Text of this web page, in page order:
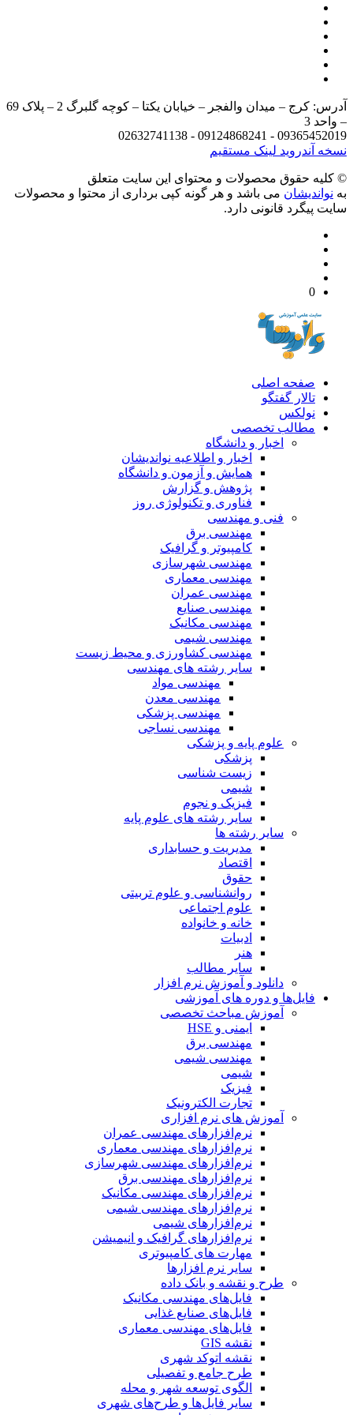
آدرس: کرج – میدان والفجر – خیابان یکتا – کوچه گلبرگ 2 – پلاک 69
3
09365452019 - 09124868241 -
آندرویدلینک مستقیم
حقوق محصولات و محتوای اين سایت متعلق
می باشد و هر گونه کپی برداری از محتوا و محصولات
پیگرد قانونی دارد.
صفحه اصلی
تالار گفتگو
نولکس
مطالب تخصصی
اخبار و دانشگاه
اخبار و اطلاعیه نواندیشان
همایش و آزمون و دانشگاه
پژوهش و گزارش
فناوری و تکنولوژی روز
فنی و مهندسی
مهندسی برق
کامپیوتر و گرافیک
مهندسی شهرسازی
مهندسی معماری
مهندسی عمران
مهندسی صنایع
مهندسی مکانیک
مهندسی شیمی
مهندسی کشاورزی و محیط زیست
سایر رشته های مهندسی
مهندسی مواد
مهندسی معدن
مهندسی پزشکی
مهندسی نساجی
علوم پایه و پزشکی
پزشکی
زیست شناسی
شیمی
فیزیک و نجوم
سایر رشته های علوم پایه
سایر رشته ها
مدیریت و حسابداری
اقتصاد
حقوق
روانشناسی و علوم تربیتی
علوم اجتماعی
خانه و خانواده
ادبیات
هنر
سایر مطالب
دانلود و آموزش نرم افزار
فایل‌ها و دوره های آموزشی
آموزش مباحث تخصصی
ایمنی و HSE
مهندسی برق
مهندسی شیمی
شیمی
فیزیک
تجارت الکترونیک
آموزش های نرم افزاری
نرم‌افزارهای مهندسی عمران
نرم‌افزارهای مهندسی معماری
نرم‌افزارهای مهندسی شهرسازی
نرم‌افزارهای مهندسی برق
نرم‌افزارهای مهندسی مکانیک
نرم‌افزارهای مهندسی شیمی
نرم‌افزارهای شیمی
نرم‌افزارهای گرافیک و انیمیشن
مهارت های کامپیوتری
سایر نرم افزارها
طرح و نقشه و بانک داده
فایل‌های مهندسی مکانیک
فایل‌های صنایع غذایی
فایل‌های مهندسی معماری
نقشه GIS
نقشه اتوکد شهری
طرح جامع و تفصیلی
الگوی توسعه شهر و محله
سایر فایل‌ها و طرح‌های شهری